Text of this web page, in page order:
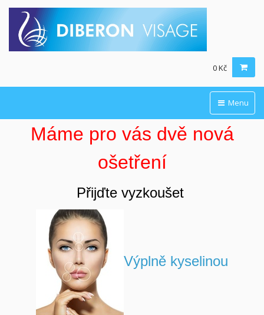
0 Kč
Menu
Máme pro vás dvě nová
ošetření
Přijďte vyzkoušet
Výplně kyselinou